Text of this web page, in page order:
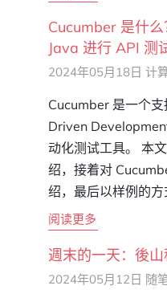
Cucumber 是什
Java 进行 API 测
2024年05月18日 计
Cucumber 是一个
Driven
动化测试工具。 本
绍，接着对
绍，最后以样例的
阅读更多
週末的一天：後
2024年05月12日 随